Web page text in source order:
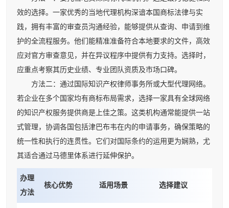
效的选择。一家优秀的当地代理机构深谙本国商标法律与实
践，拥有丰富的审查员沟通经验，能够提供从查询、申请到维
护的全流程服务。他们能精准准备符合本地要求的文件，高效
应对官方审查意见，并在异议程序中提供有力支持。选择时，
应重点考察其历史业绩、专业团队资质及市场口碑。
方法二：通过国际知识产权律师事务所或大型代理网络。
若企业在多个国家均有商标布局需求，选择一家具有全球网络
的知识产权服务提供商是上佳之策。这类机构通常能提供一站
式管理，协调各国包括津巴布韦在内的申请事务，确保策略的
统一性和执行的连贯性。它们对国际条约的运用更为娴熟，尤
其适合通过马德里体系进行延伸保护。
办理
方法
核心优势 适用场景 选择建议